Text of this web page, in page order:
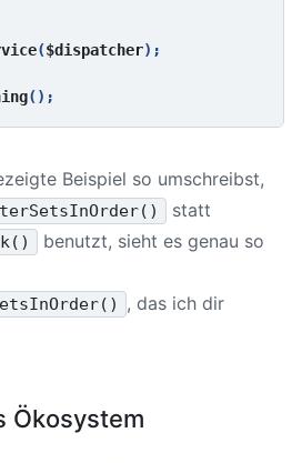
($dispatcher);
Beispiel so umschreibst,
statt
benutzt, sieht es genau so
, das ich dir
Ökosystem